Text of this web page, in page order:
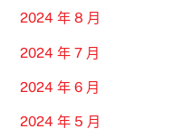
2024 年 8 月
2024 年 7 月
2024 年 6 月
2024 年 5 月